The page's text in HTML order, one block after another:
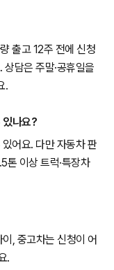
출고 12주 전에 신청
담은 주말·공휴일을
.
있나요?
어요. 다만 자동차 판
톤 이상 트럭·특장차
, 중고차는 신청이 어
.